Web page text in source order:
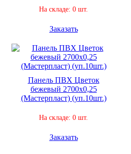
На складе: 0 шт.
Заказать
Панель ПВХ Цветок
бежевый 2700х0,25
(Мастерпласт) (уп.10шт.)
На складе: 0 шт.
Заказать